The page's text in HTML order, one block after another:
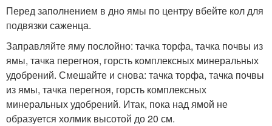
Перед заполнением в дно ямы по центру вбейте кол для
подвязки саженца.
Заправляйте яму послойно: тачка торфа, тачка почвы из
ямы, тачка перегноя, горсть комплексных минеральных
удобрений. Смешайте и снова: тачка торфа, тачка почвы
из ямы, тачка перегноя, горсть комплексных
минеральных удобрений. Итак, пока над ямой не
образуется холмик высотой до 20 см.